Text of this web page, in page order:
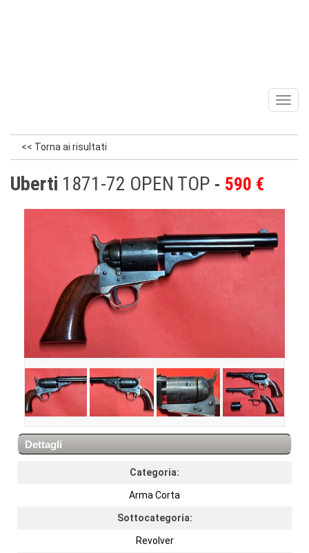
<< Torna ai risultati
Uberti 1871-72 OPEN TOP 590 €
Dettagli
Categoria:
Arma Corta
Sottocategoria:
Revolver